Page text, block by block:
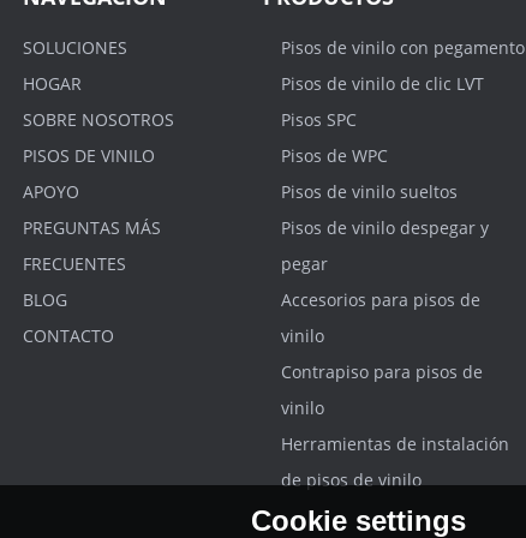
SOLUCIONES
HOGAR
SOBRE NOSOTROS
PISOS DE VINILO
APOYO
PREGUNTAS MÁS
FRECUENTES
BLOG
CONTACTO
Pisos de vinilo con pegamento
Pisos de vinilo de clic LVT
Pisos SPC
Pisos de WPC
Pisos de vinilo sueltos
Pisos de vinilo despegar y
pegar
Accesorios para pisos de
vinilo
Contrapiso para pisos de
vinilo
Herramientas de instalación
de pisos de vinilo
Cookie settings